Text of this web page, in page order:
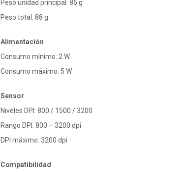
Peso unidad principal: 86 g
Peso total: 88 g
Alimentación
Consumo mínimo: 2 W
Consumo máximo: 5 W
Sensor
Niveles DPI: 800 / 1500 / 3200
Rango DPI: 800 – 3200 dpi
DPI máximo: 3200 dpi
Compatibilidad